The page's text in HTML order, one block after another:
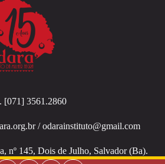
[071] 3561.2860
/ odarainstituto@gmail.com
nº 145, Dois de Julho, Salvador (Ba).